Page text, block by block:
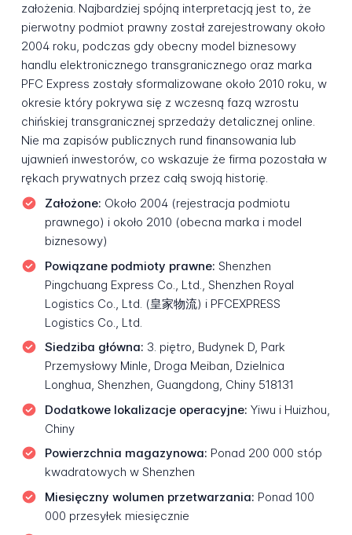
założenia. Najbardziej spójną interpretacją jest to, że
pierwotny podmiot prawny został zarejestrowany około
2004 roku, podczas gdy obecny model biznesowy
handlu elektronicznego transgranicznego oraz marka
PFC Express zostały sformalizowane około 2010 roku, w
okresie który pokrywa się z wczesną fazą wzrostu
chińskiej transgranicznej sprzedaży detalicznej online.
Nie ma zapisów publicznych rund finansowania lub
ujawnień inwestorów, co wskazuje że firma pozostała w
rękach prywatnych przez całą swoją historię.
Założone: Około 2004 (rejestracja podmiotu
prawnego) i około 2010 (obecna marka i model
biznesowy)
Powiązane podmioty prawne: Shenzhen
Pingchuang Express Co., Ltd., Shenzhen Royal
Logistics Co., Ltd. (皇家物流) i PFCEXPRESS
Logistics Co., Ltd.
Siedziba główna: 3. piętro, Budynek D, Park
Przemysłowy Minle, Droga Meiban, Dzielnica
Longhua, Shenzhen, Guangdong, Chiny 518131
Dodatkowe lokalizacje operacyjne: Yiwu i Huizhou,
Chiny
Powierzchnia magazynowa: Ponad 200 000 stóp
kwadratowych w Shenzhen
Miesięczny wolumen przetwarzania: Ponad 100
000 przesyłek miesięcznie